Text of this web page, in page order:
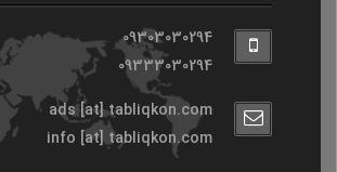
09303030294
09333030294
ads [at] tabliqkon.com
info [at] tabliqkon.com